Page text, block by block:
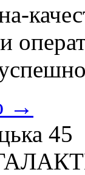
→
45